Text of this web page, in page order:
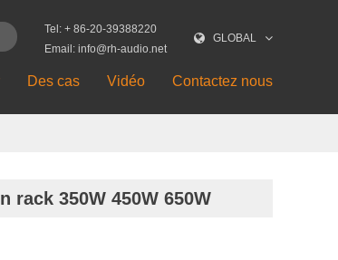
GLOBAL
Tel: + 86-20-39388220
Email: info@rh-audio.net
Des cas Vidéo Contactez nous
rack 350W 450W 650W